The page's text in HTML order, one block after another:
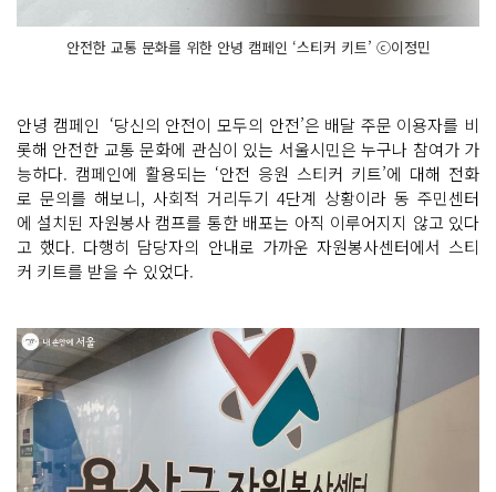
안전한 교통 문화를 위한 안녕 캠페인 ‘스티커 키트’ ⓒ이정민
안녕 캠페인 ‘당신의 안전이 모두의 안전’은 배달 주문 이용자를 비
롯해 안전한 교통 문화에 관심이 있는 서울시민은 누구나 참여가 가
능하다. 캠페인에 활용되는 ‘안전 응원 스티커 키트’에 대해 전화
로 문의를 해보니, 사회적 거리두기 4단계 상황이라 동 주민센터
에 설치된 자원봉사 캠프를 통한 배포는 아직 이루어지지 않고 있다
고 했다. 다행히 담당자의 안내로 가까운 자원봉사센터에서 스티
커 키트를 받을 수 있었다.